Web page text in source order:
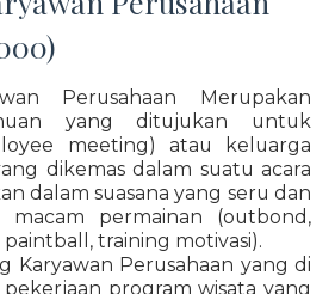
Perusahaan Merupakan
yang ditujukan untuk
meeting) atau keluarga
dikemas dalam suatu acara
dalam suasana yang seru dan
macam permainan (outbond,
training motivasi).
Karyawan Perusahaan yang di
program wisata yang